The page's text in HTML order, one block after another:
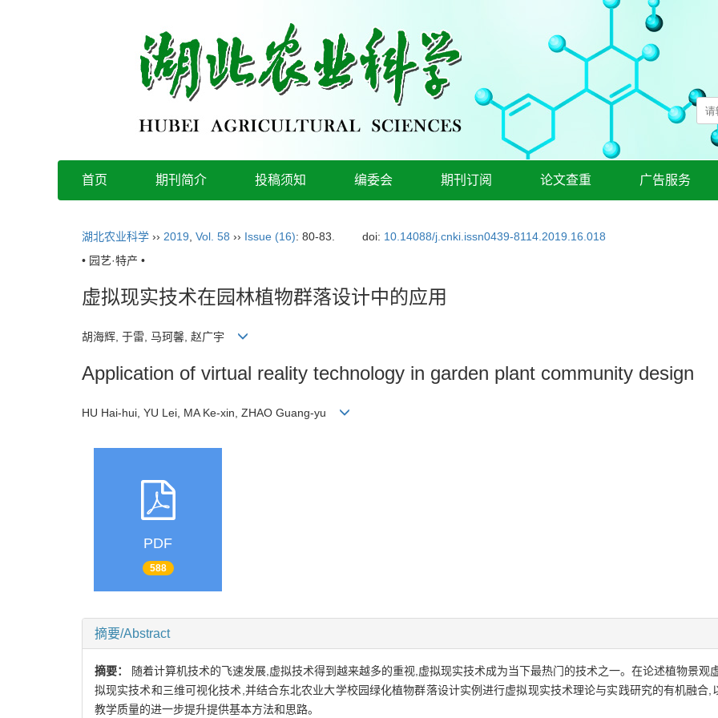
首页 期刊简介 投稿须知 编委会 期刊订阅 论文查重 广告服务
湖北农业科学 ›› 2019 Vol. 58 ›› Issue (16): 80-83. doi: 10.14088/j.cnki.issn0439-8114.2019.16.018
• 园艺·特产 •
虚拟现实技术在园林植物群落设计中的应用
胡海辉, 于雷, 马珂馨, 赵广宇
Application of virtual reality technology in garden plant community design
HU Hai-hui, YU Lei, MA Ke-xin, ZHAO Guang-yu
PDF
588
摘要/Abstract
摘要：
随着计算机技术的飞速发展,虚拟技术得到越来越多的重视,虚拟现实技术成为当下最热门的技术之一。在论述植物景观
拟现实技术和三维可视化技术,并结合东北农业大学校园绿化植物群落设计实例进行虚拟现实技术理论与实践研究的有机融合
教学质量的进一步提升提供基本方法和思路。